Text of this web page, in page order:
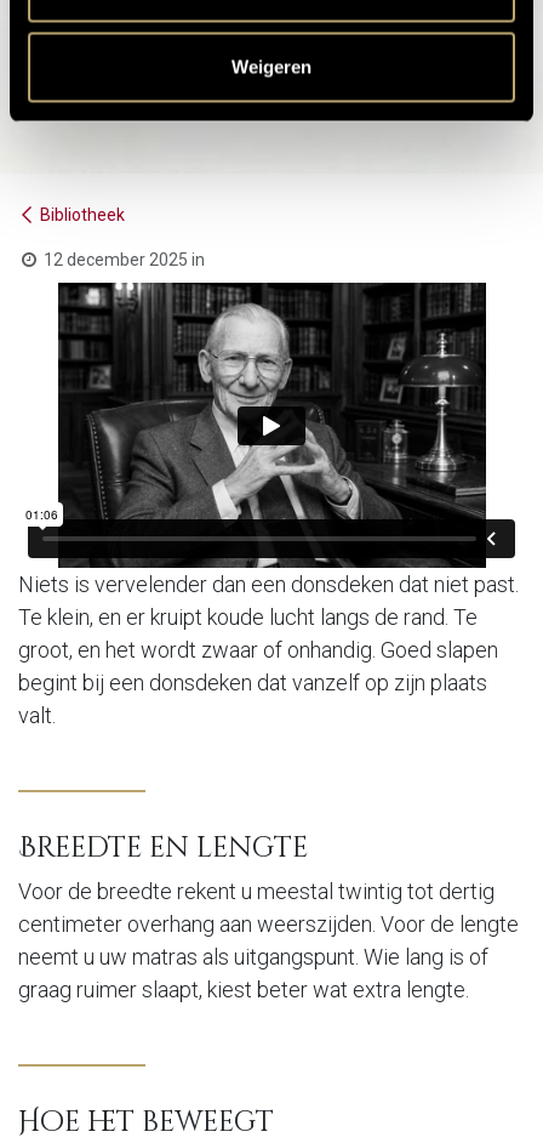
Weigeren
Bibliotheek
12 december 2025 in
Niets is vervelender dan een donsdeken dat niet past.
Te klein, en er kruipt koude lucht langs de rand. Te
groot, en het wordt zwaar of onhandig. Goed slapen
begint bij een donsdeken dat vanzelf op zijn plaats
valt.
Breedte en lengte
Voor de breedte rekent u meestal twintig tot dertig
centimeter overhang aan weerszijden. Voor de lengte
neemt u uw matras als uitgangspunt. Wie lang is of
graag ruimer slaapt, kiest beter wat extra lengte.
Hoe het beweegt